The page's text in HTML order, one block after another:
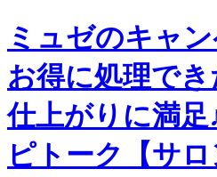
ミュゼのキャ
お得に処理で
仕上がりに満足
ピトーク【サ